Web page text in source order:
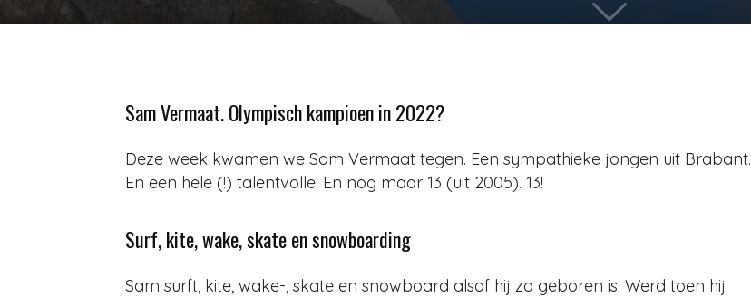
Sam Vermaat. Olympisch kampioen in 2022?
Deze week kwamen we Sam Vermaat tegen. Een sympathieke jongen uit Brabant.
En een hele (!) talentvolle. En nog maar 13 (uit 2005). 13!
Surf, kite, wake, skate en snowboarding
Sam surft, kite, wake-, skate en snowboard alsof hij zo geboren is. Werd toen hij